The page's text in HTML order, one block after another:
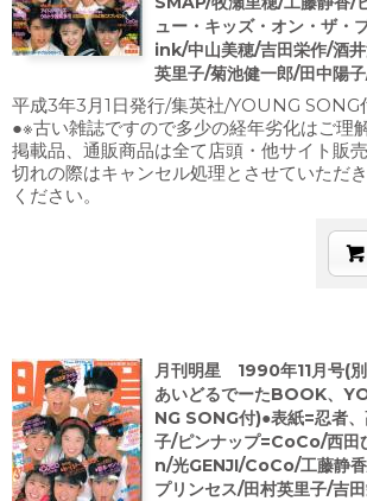
ュー・キッズ・オン・ザ・
ink/中山美穂/吉田栄作/酒
英里子/菊池健一郎/田中陽
平成3年3月1日発行/集英社/YOUNG SONG
●※古い雑誌ですので多少の経年劣化はご理
掲載品、通販商品は全て店頭・他サイト販
切れの際はキャンセル処理とさせていただ
ください。
月刊明星 1990年11月号(
あいどるでーたBOOK、
NG SONG付)●表紙=忍者
子/ピンナップ=CoCo/西
n/光GENJI/CoCo/工藤静香
プリンセス/田村英里子/吉